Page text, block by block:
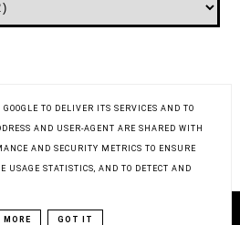
TO DELIVER ITS SERVICES AND TO
AND USER-AGENT ARE SHARED WITH
AND SECURITY METRICS TO ENSURE
USAGE STATISTICS, AND TO DETECT AND
MORE GOT IT